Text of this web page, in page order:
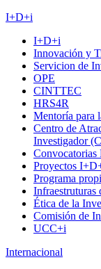
I+D+i
I+D+i
Innovación y
Servicion de
OPE
CINTTEC
HRS4R
Mentoría para
Centro de
Investigador
Proyectos
Programa
Infraestruturas
Ética de la
Comisión de
UCC+i
Internacional